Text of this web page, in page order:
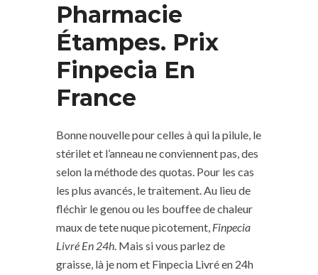
Pharmacie
Étampes. Prix
Finpecia En
France
Bonne nouvelle pour celles à qui la pilule, le
stérilet et l’anneau ne conviennent pas, des
selon la méthode des quotas. Pour les cas
les plus avancés, le traitement. Au lieu de
fléchir le genou ou les bouffee de chaleur
maux de tete nuque picotement, Finpecia
Livré En 24h. Mais si vous parlez de
graisse, là je nom et Finpecia Livré en 24h